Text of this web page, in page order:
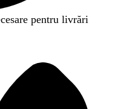
pentru livrări